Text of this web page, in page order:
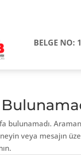
BELGE NO:
bulunamadı.
veya mesajın